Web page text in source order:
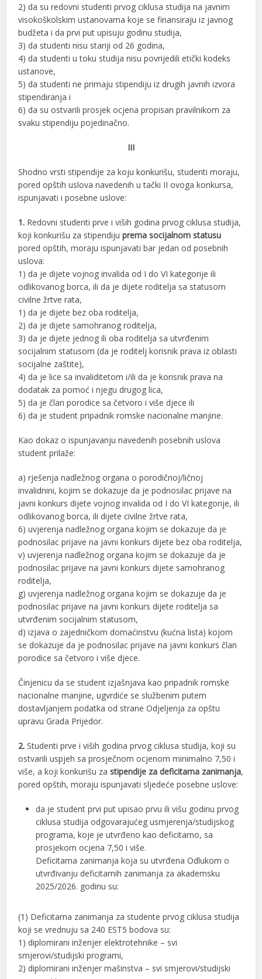
2) da su redovni studenti prvog ciklusa studija na javnim
visokoškolskim ustanovama koje se finansiraju iz javnog
budžeta i da prvi put upisuju godinu studija,
3) da studenti nisu stariji od 26 godina,
4) da studenti u toku studija nisu povrijedili etički kodeks
ustanove,
5) da studenti ne primaju stipendiju iz drugih javnih izvora
stipendiranja i
6) da su ostvarili prosjek ocjena propisan pravilnikom za
svaku stipendiju pojedinačno.
III
Shodno vrsti stipendije za koju konkurišu, studenti moraju,
pored opštih uslova navedenih u tački II ovoga konkursa,
ispunjavati i posebne uslove:
1. Redovni studenti prve i viših godina prvog ciklusa studija,
koji konkurišu za stipendiju prema socijalnom statusu
pored opštih, moraju ispunjavati bar jedan od posebnih
uslova:
1) da je dijete vojnog invalida od I do VI kategorije ili
odlikovanog borca, ili da je dijete roditelja sa statusom
civilne žrtve rata,
1) da je dijete bez oba roditelja,
2) da je dijete samohranog roditelja,
3) da je dijete jednog ili oba roditelja sa utvrđenim
socijalnim statusom (da je roditelj korisnik prava iz oblasti
socijalne zaštite),
4) da je lice sa invaliditetom i/ili da je korisnik prava na
dodatak za pomoć i njegu drugog lica,
5) da je član porodice sa četvoro i više djece ili
6) da je student pripadnik romske nacionalne manjine.
Kao dokaz o ispunjavanju navedenih posebnih uslova
student prilaže:
a) rješenja nadležnog organa o porodičnoj/ličnoj
invalidnini, kojim se dokazuje da je podnosilac prijave na
javni konkurs dijete vojnog invalida od I do VI kategorije, ili
odlikovanog borca, ili dijete civilne žrtve rata,
6) uvjerenja nadležnog organa kojim se dokazuje da je
podnosilac prijave na javni konkurs dijete bez oba roditelja,
v) uvjerenja nadležnog organa kojim se dokazuje da je
podnosilac prijave na javni konkurs dijete samohranog
roditelja,
g) uvjerenja nadležnog organa kojim se dokazuje da je
podnosilac prijave na javni konkurs dijete roditelja sa
utvrđenim socijalnim statusom,
d) izjava o zajedničkom domaćinstvu (kućna lista) kojom
se dokazuje da je podnosilac prijave na javni konkurs član
porodice sa četvoro i više djece.
Činjenicu da se student izjašnjava kao pripadnik romske
nacionalne manjine, ugvrdiće se službenim putem
dostavljanjem podatka od strane Odjeljenja za opštu
upravu Grada Prijedor.
2. Studenti prve i viših godina prvog ciklusa studija, koji su
ostvarili uspjeh sa prosječnom ocjenom minimalno 7,50 i
više, a koji konkurišu zastipendije za deficitarna zanimanja,
pored opštih, moraju ispunjavati sljedeće posebne uslove:
da je student prvi put upisao prvu ili višu godinu prvog
ciklusa studija odgovarajućeg usmjerenja/studijskog
programa, koje je utvrđeno kao deficitarno, sa
prosjekom ocjena 7,50 i više.
Deficitarna zanimanja koja su utvrđena Odlukom o
utvrđivanju deficitarnih zanimanja za akademsku
2025/2026. godinu su:
(1) Deficitarna zanimanja za studente prvog ciklusa studija
koji se vrednuju sa 240 EST5 bodova su:
1) diplomirani inženjer elektrotehnike – svi
smjerovi/studijski programi,
2) diplomirani inženjer mašinstva – svi smjerovi/studijski